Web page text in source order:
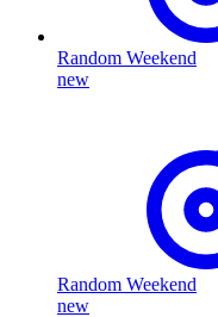
Random Weekend
new
Random Weekend
new